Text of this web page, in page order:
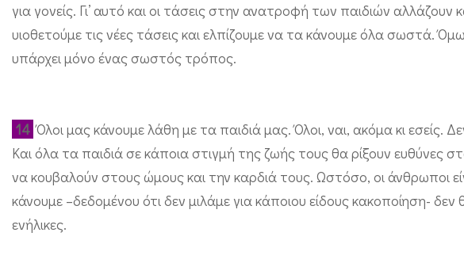
για γονείς. Γι’ αυτό και οι τάσεις στην ανατροφή των παιδιών αλλάζουν
υιοθετούμε τις νέες τάσεις και ελπίζουμε να τα κάνουμε όλα σωστά.
υπάρχει μόνο ένας σωστός τρόπος.
14 Όλοι μας κάνουμε λάθη με τα παιδιά μας. Όλοι, ναι, ακόμα κι εσείς.
Και όλα τα παιδιά σε κάποια στιγμή της ζωής τους θα ρίξουν ευθύνες
να κουβαλούν στους ώμους και την καρδιά τους. Ωστόσο, οι άνθρωποι
κάνουμε –δεδομένου ότι δεν μιλάμε για κάποιου είδους κακοποίηση-
ενήλικες.